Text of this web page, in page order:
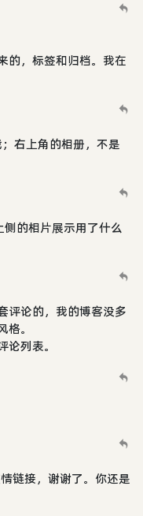
的，标签和归档。我在
右上角的相册，不是
的相片展示用了什么
评论的，我的博客没多
。
列表。
链接，谢谢了。你还是